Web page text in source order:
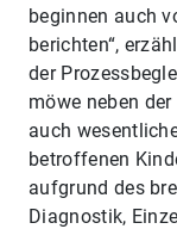
beginnen auch
berichten“,
der
möwe neben
auch
betroffenen
aufgrund des
Diagnostik,